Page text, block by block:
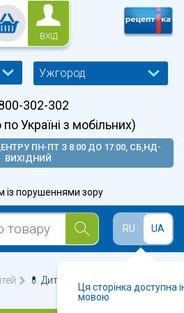
ВХІД
Ужгород
302-302
Україні з мобільних)
ПН-ПТ З 8:00 ДО 17:00, СБ,НД-
ВИХІДНИЙ
порушеннями зору
RU UA
Ця сторінка доступна
мовою
💊 Дитяча гігієна у Ужгороді 🩺